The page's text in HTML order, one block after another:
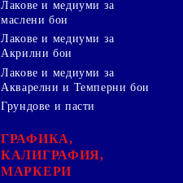
Лакове и медиуми за
маслени бои
Лакове и медиуми за
Акрилни бои
Лакове и медиуми за
Акварелни и Темперни бои
Грундове и пасти
ГРАФИКА,
КАЛИГРАФИЯ,
МАРКЕРИ